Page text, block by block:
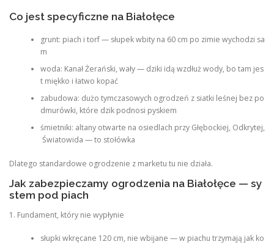
Co jest specyficzne na Białołęce
grunt: piach i torf — słupek wbity na 60 cm po zimie wychodzi sa
m
woda: Kanał Żerański, wały — dziki idą wzdłuż wody, bo tam jes
t miękko i łatwo kopać
zabudowa: dużo tymczasowych ogrodzeń z siatki leśnej bez po
dmurówki, które dzik podnosi pyskiem
śmietniki: altany otwarte na osiedlach przy Głębockiej, Odkrytej,
Światowida — to stołówka
Dlatego standardowe ogrodzenie z marketu tu nie działa.
Jak zabezpieczamy ogrodzenia na Białołęce — sy
stem pod piach
1. Fundament, który nie wypłynie
słupki wkręcane 120 cm, nie wbijane — w piachu trzymają jak ko